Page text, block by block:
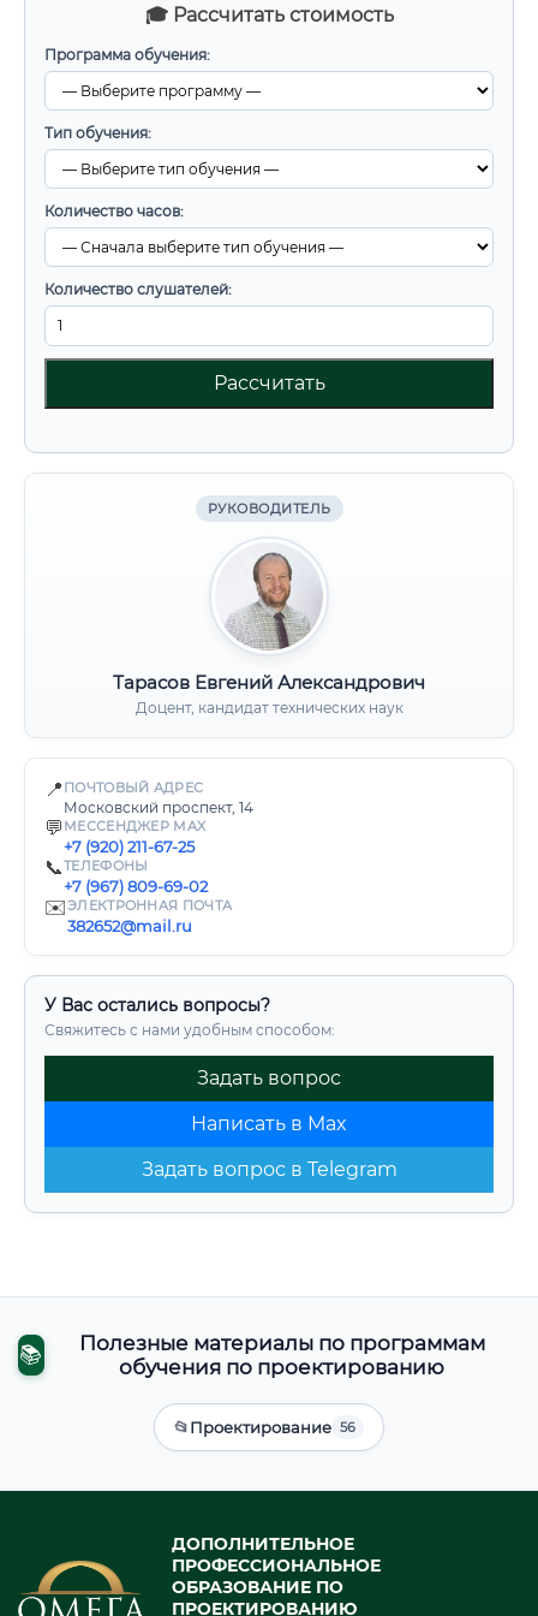
🎓 Рассчитать стоимость
Программа обучения:
Тип обучения:
Количество часов:
Количество слушателей:
Рассчитать
РУКОВОДИТЕЛЬ
Тарасов Евгений Александрович
Доцент, кандидат технических наук
📍 ПОЧТОВЫЙ АДРЕС
Московский проспект, 14
💬 МЕССЕНДЖЕР MAX
+7 (920) 211-67-25
📞ТЕЛЕФОНЫ
+7 (967) 809-69-02
✉️ЭЛЕКТРОННАЯ ПОЧТА
382652@mail.ru
У Вас остались вопросы?
Свяжитесь с нами удобным способом:
Задать вопрос
Написать в Max
Задать вопрос в Telegram
📚
Полезные материалы по программам
обучения по проектированию
📂Проектирование 56
ДОПОЛНИТЕЛЬНОЕ
ПРОФЕССИОНАЛЬНОЕ
ОБРАЗОВАНИЕ ПО
ПРОЕКТИРОВАНИЮ